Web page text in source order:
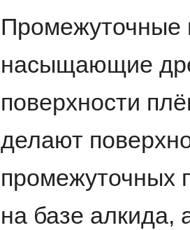
Промежуточные
насыщающие
поверхности
делают
промежуточных
на базе алкида,